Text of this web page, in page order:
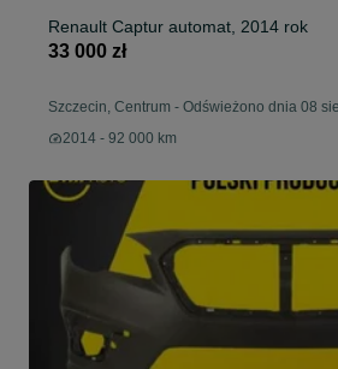
Renault Captur automat, 2014 rok
33 000 zł
Szczecin, Centrum - Odświeżono dnia 08
2014 - 92 000 km